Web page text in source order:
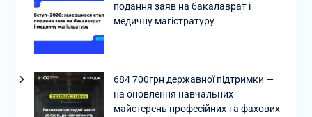
подання заяв на бакалаврат і
медичну магістратуру
684 700грн державної підтримки —
на оновлення навчальних
майстерень професійних та фахових